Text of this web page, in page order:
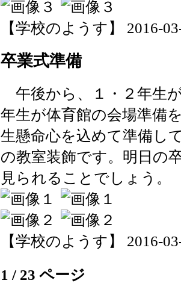
【学校のようす】 2016-
卒業式準備
午後から、１・２年生
年生が体育館の会場準備
生懸命心を込めて準備し
の教室装飾です。明日の
見られることでしょう。
【学校のようす】 2016-
1 / 23 ページ